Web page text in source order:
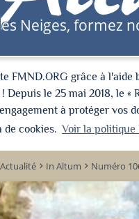
Neiges, formez
FMND.ORG grâce à
le 25 mai 2018, le
à protéger vos
cookies. Voir la politique
Actualité keyboard_arrow_right In Altum keyboard_arrow_right Numéro